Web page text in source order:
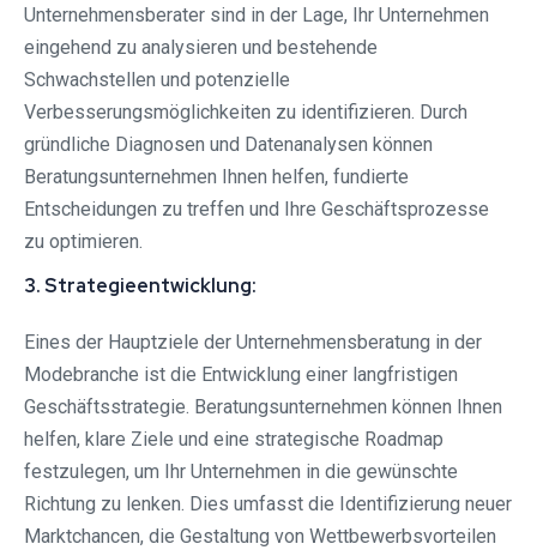
Unternehmensberater sind in der Lage, Ihr Unternehmen
eingehend zu analysieren und bestehende
Schwachstellen und potenzielle
Verbesserungsmöglichkeiten zu identifizieren. Durch
gründliche Diagnosen und Datenanalysen können
Beratungsunternehmen Ihnen helfen, fundierte
Entscheidungen zu treffen und Ihre Geschäftsprozesse
zu optimieren.
3. Strategieentwicklung:
Eines der Hauptziele der Unternehmensberatung in der
Modebranche ist die Entwicklung einer langfristigen
Geschäftsstrategie. Beratungsunternehmen können Ihnen
helfen, klare Ziele und eine strategische Roadmap
festzulegen, um Ihr Unternehmen in die gewünschte
Richtung zu lenken. Dies umfasst die Identifizierung neuer
Marktchancen, die Gestaltung von Wettbewerbsvorteilen